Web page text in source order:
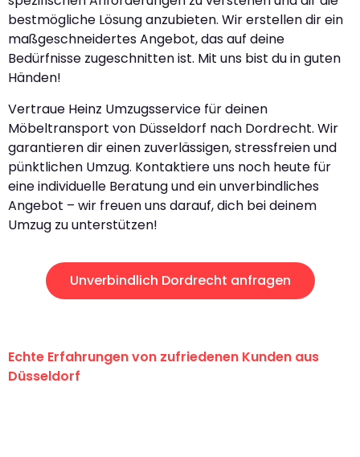
bestmögliche Lösung anzubieten. Wir erstellen dir ein
maßgeschneidertes Angebot, das auf deine
Bedürfnisse zugeschnitten ist. Mit uns bist du in guten
Händen!
Vertraue Heinz Umzugsservice für deinen
Möbeltransport von Düsseldorf nach Dordrecht. Wir
garantieren dir einen zuverlässigen, stressfreien und
pünktlichen Umzug. Kontaktiere uns noch heute für
eine individuelle Beratung und ein unverbindliches
Angebot – wir freuen uns darauf, dich bei deinem
Umzug zu unterstützen!
Unverbindlich Dordrecht anfragen
Echte Erfahrungen von zufriedenen Kunden aus
Düsseldorf